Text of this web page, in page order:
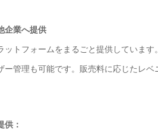
企業へ提供
トフォームをまるごと提供していま
管理も可能です。販売料に応じたレ
供：